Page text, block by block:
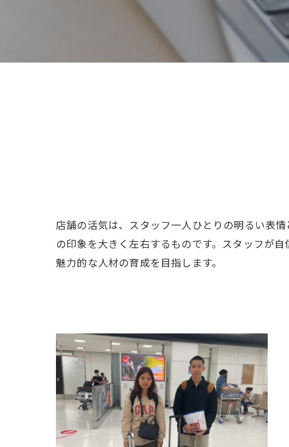
店舗の活気は、スタッフ一人ひとりの明るい表
の印象を大きく左右するものです。スタッフが
魅力的な人材の育成を目指します。